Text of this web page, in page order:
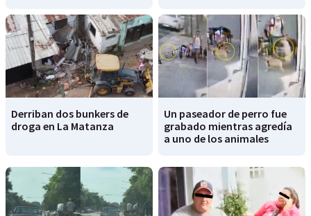
Derriban dos bunkers de
droga en La Matanza
Un paseador de perro fue
grabado mientras agredía
a uno de los animales